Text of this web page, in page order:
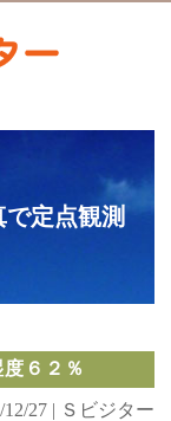
定点観測
６２％
12/27 | Ｓビジター